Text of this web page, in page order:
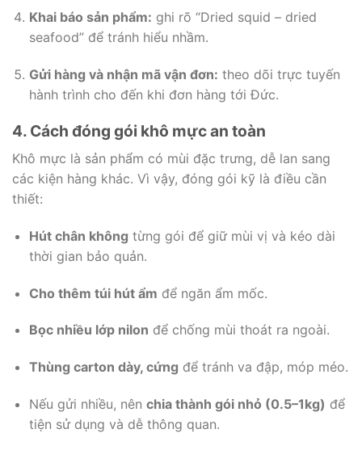
Khai báo sản phẩm: ghi rõ “Dried squid – dried
seafood” để tránh hiểu nhầm.
Gửi hàng và nhận mã vận đơn: theo dõi trực tuyến
hành trình cho đến khi đơn hàng tới Đức.
4. Cách đóng gói khô mực an toàn
Khô mực là sản phẩm có mùi đặc trưng, dễ lan sang
các kiện hàng khác. Vì vậy, đóng gói kỹ là điều cần
thiết:
Hút chân không từng gói để giữ mùi vị và kéo dài
thời gian bảo quản.
Cho thêm túi hút ẩm để ngăn ẩm mốc.
Bọc nhiều lớp nilon để chống mùi thoát ra ngoài.
Thùng carton dày, cứng để tránh va đập, móp méo.
Nếu gửi nhiều, nên chia thành gói nhỏ (0.5–1kg) để
tiện sử dụng và dễ thông quan.